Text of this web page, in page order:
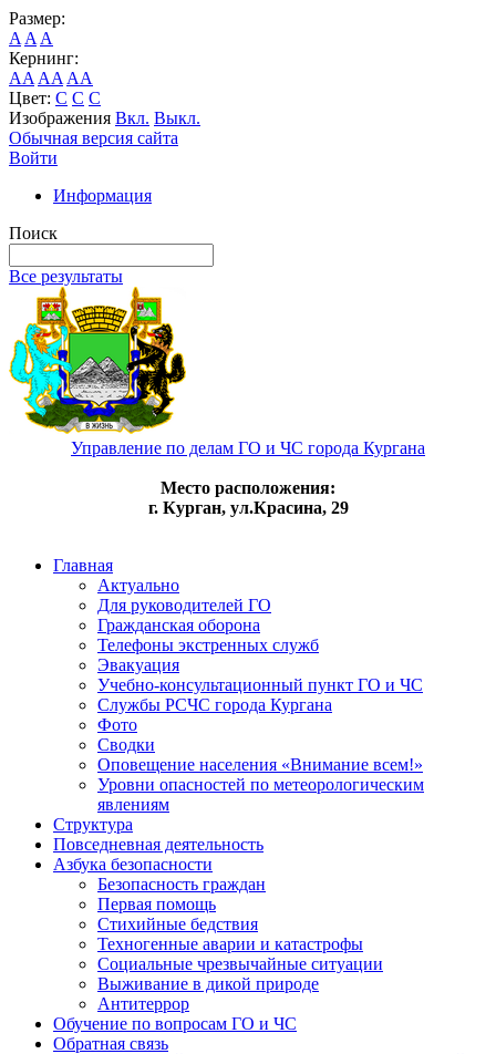
Размер:
A A A
Кернинг:
AA AA AA
Цвет: C C C
Изображения Вкл. Выкл.
Обычная версия сайта
Войти
Информация
Поиск
Все результаты
Управление по делам ГО и ЧС города Кургана
Место расположения:
г. Курган, ул.Красина, 29
Главная
Актуально
Для руководителей ГО
Гражданская оборона
Телефоны экстренных служб
Эвакуация
Учебно-консультационный пункт ГО и ЧС
Службы РСЧС города Кургана
Фото
Сводки
Оповещение населения «Внимание всем!»
Уровни опасностей по метеорологическим
явлениям
Структура
Повседневная деятельность
Азбука безопасности
Безопасность граждан
Первая помощь
Стихийные бедствия
Техногенные аварии и катастрофы
Социальные чрезвычайные ситуации
Выживание в дикой природе
Антитеррор
Обучение по вопросам ГО и ЧС
Обратная связь